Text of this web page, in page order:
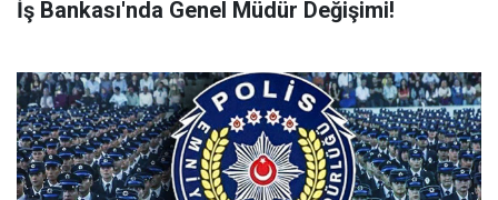
İş Bankası'nda Genel Müdür Değişimi!